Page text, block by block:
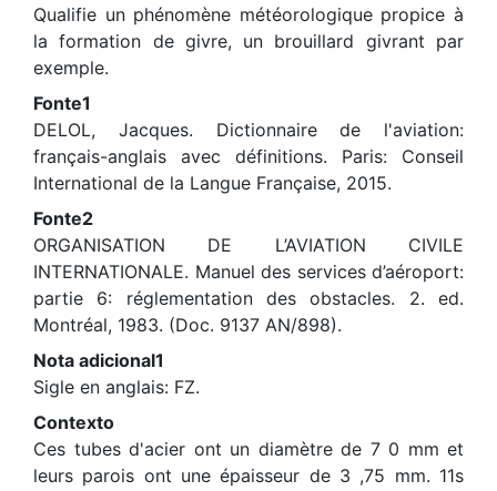
Qualifie un phénomène météorologique propice à
la formation de givre, un brouillard givrant par
exemple.
Fonte1
DELOL, Jacques. Dictionnaire de l'aviation:
français-anglais avec définitions. Paris: Conseil
International de la Langue Française, 2015.
Fonte2
ORGANISATION DE L’AVIATION CIVILE
INTERNATIONALE. Manuel des services d’aéroport:
partie 6: réglementation des obstacles. 2. ed.
Montréal, 1983. (Doc. 9137 AN/898).
Nota adicional1
Sigle en anglais: FZ.
Contexto
Ces tubes d'acier ont un diamètre de 7 0 mm et
leurs parois ont une épaisseur de 3 ,75 mm. 11s